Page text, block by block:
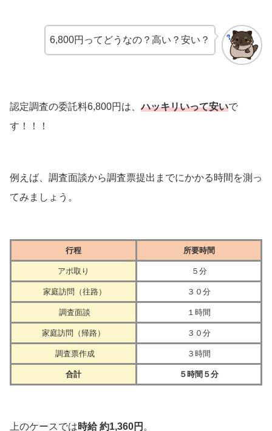
6,800円ってどうなの？高い？安い？
認定調査の委託料6,800円は、ハッキリいって安いで
す！！！
例えば、調査面談から調査票提出までにかかる時間を測っ
てみましょう。
行程 所要時間
アポ取り ５分
家庭訪問（往路） ３０分
調査面談 １時間
家庭訪問（帰路） ３０分
調査票作成 ３時間
合計 ５時間５分
上のケースでは時給 約1,360円 。